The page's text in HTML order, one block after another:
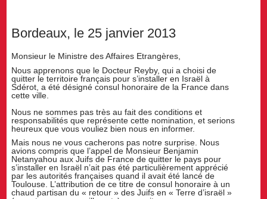
Bordeaux, le 25 janvier 2013
Monsieur le Ministre des Affaires Etrangères,
Nous apprenons que le Docteur Reyby, qui a choisi de
quitter le territoire français pour s’installer en Israël à
Sdérot, a été désigné consul honoraire de la France dans
cette ville.
Nous ne sommes pas très au fait des conditions et
responsabilités que représente cette nomination, et serions
heureux que vous vouliez bien nous en informer.
Mais nous ne vous cacherons pas notre surprise. Nous
avions compris que l’appel de Monsieur Benjamin
Netanyahou aux Juifs de France de quitter le pays pour
s’installer en Israël n’ait pas été particulièrement apprécié
par les autorités françaises quand il avait été lancé de
Toulouse. L’attribution de ce titre de consul honoraire à un
chaud partisan du « retour » des Juifs en « Terre d’israël »